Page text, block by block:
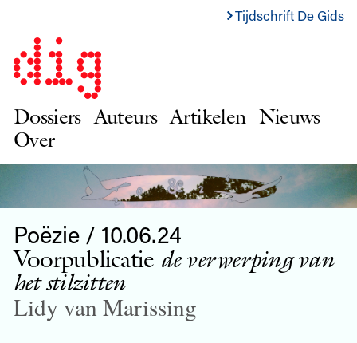
Tijdschrift De Gids
Dossiers Auteurs Artikelen Nieuws
Over
Poëzie / 10.06.24
Voorpublicatie de verwerping van
het stilzitten
Lidy van Marissing